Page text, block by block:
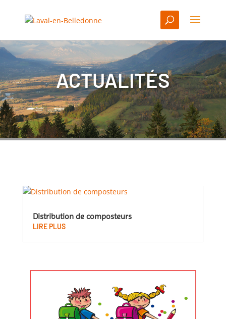
ACTUALITÉS
Distribution de composteurs
LIRE PLUS